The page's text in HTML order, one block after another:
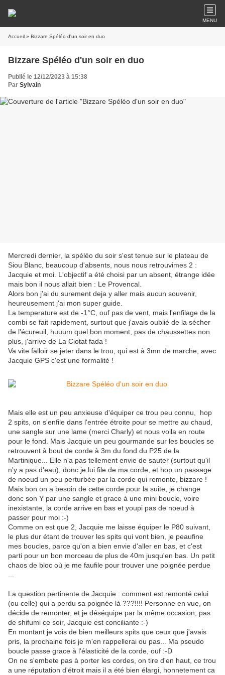
MENU
Accueil » Bizzare Spéléo d'un soir en duo
Bizzare Spéléo d'un soir en duo
Publié le 12/12/2023 à 15:38
Par Sylvain
Mercredi dernier, la spéléo du soir s'est tenue sur le plateau de
Siou Blanc, beaucoup d'absents, nous nous retrouvimes 2 :
Jacquie et moi. L'objectif a été choisi par un absent, étrange idée
mais bon il nous allait bien : Le Provencal.
Alors bon j'ai du surement deja y aller mais aucun souvenir,
heureusement j'ai mon super guide.
La temperature est de -1°C, ouf pas de vent, mais l'enfilage de la
combi se fait rapidement, surtout que j'avais oublié de la sécher
de l'écureuil, huuum quel bon moment, pas de chaussettes non
plus, j'arrive de La Ciotat fada !
Va vite falloir se jeter dans le trou, qui est à 3mn de marche, avec
Jacquie GPS c'est une formalité !
Mais elle est un peu anxieuse d'équiper ce trou peu connu, hop
2 spits, on s'enfile dans l'entrée étroite pour se mettre au chaud,
une sangle sur une lame (merci Charly) et nous voila en route
pour le fond. Mais Jacquie un peu gourmande sur les boucles se
retrouvent à bout de corde à 3m du fond du P25 de la
Martinique... Elle n'a pas tellement envie de sauter (surtout qu'il
n'y a pas d'eau), donc je lui file de ma corde, et hop un passage
de noeud un peu perturbée par la corde qui remonte, bizzare !
Mais bon on a besoin de cette corde pour la suite, je change
donc son Y par une sangle et grace à une mini boucle, voire
inexistante, la corde arrive en bas et youpi pas de noeud à
passer pour moi :-)
Comme on est que 2, Jacquie me laisse équiper le P80 suivant,
le plus dur étant de trouver les spits qui vont bien, je peaufine
mes boucles, parce qu'on a bien envie d'aller en bas, et c'est
parti pour un bon morceau de plus de 40m jusqu'en bas. Un petit
chaos de bloc où je me faufile pour trouver une poignée perdue
La question pertinente de Jacquie : comment est remonté celui
(ou celle) qui a perdu sa poignée là ???!!!! Personne en vue, on
décide de remonter, et je déséquipe par la même occasion, pas
de shifumi ce soir, Jacquie est conciliante :-)
En montant je vois de bien meilleurs spits que ceux que j'avais
pris, la prochaine fois je m'en rappellerai ou pas... Ma pseudo
boucle passe grace à l'élasticité de la corde, ouf :-D
On ne s'embete pas à porter les cordes, on tire d'en haut, ce trou
a une réputation d'étroit mais il a été bien élargi, honnetement ca